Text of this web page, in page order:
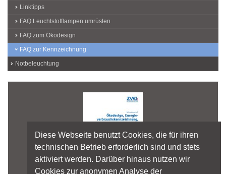
Linktipps
FAQ Leuchtstofflampen umrüsten
FAQ zum Ökodesign
FAQ zur Kennzeichnung
Notbeleuchtung
Diese Webseite benutzt Cookies, die für ihren
technischen Betrieb erforderlich sind und stets
aktiviert werden. Darüber hinaus nutzen wir
Cookies zur anonymen Analyse der